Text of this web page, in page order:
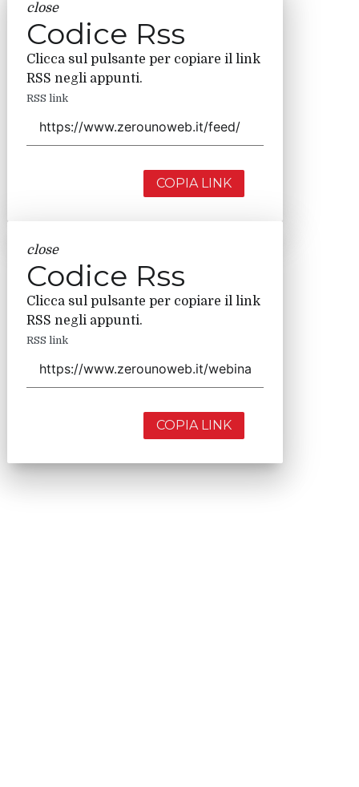
close
Codice Rss
Clicca sul pulsante per copiare il link
RSS negli appunti.
RSS link
COPIA LINK
close
Codice Rss
Clicca sul pulsante per copiare il link
RSS negli appunti.
RSS link
COPIA LINK